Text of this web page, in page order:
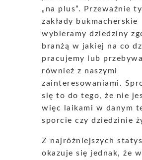
„na plus”. Przeważnie
zakłady bukmacherskie
wybieramy dziedziny
branżą w jakiej na co
pracujemy lub
również z naszymi
zainteresowaniami.
się to do tego, że nie
więc laikami w danym
sporcie czy dziedzinie
Z najróżniejszych
okazuje się jednak, że w